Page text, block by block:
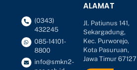
(0343)
432245
085-14101-
8800
info@smkn2-
ALAMAT
Jl. Patiunus 141,
Sekargadung,
Kec. Purworejo,
Kota Pasuruan,
Jawa Timur 67127